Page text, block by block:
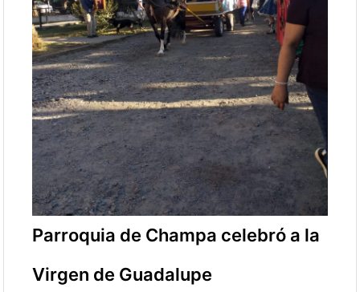
Parroquia de Champa celebró a la
Virgen de Guadalupe